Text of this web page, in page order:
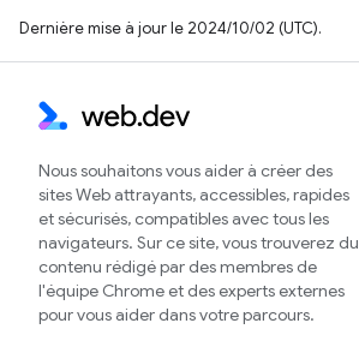
Dernière mise à jour le 2024/10/02 (UTC).
Nous souhaitons vous aider à créer des
sites Web attrayants, accessibles, rapides
et sécurisés, compatibles avec tous les
navigateurs. Sur ce site, vous trouverez du
contenu rédigé par des membres de
l'équipe Chrome et des experts externes
pour vous aider dans votre parcours.